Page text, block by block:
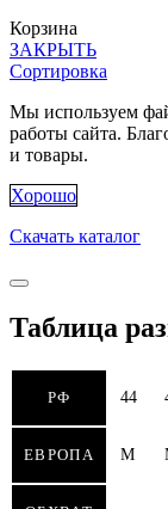
Корзина
ЗАКРЫТЬ
Сортировка
Мы используем
работы сайта.
и товары.
Хорошо
Скачать каталог
Таблица
РФ 44
ЕВРОПА M